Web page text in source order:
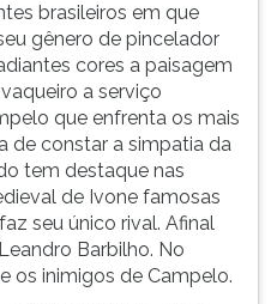
brasileiros em que
gênero de pincelador
cores a paisagem
a serviço
que enfrenta os mais
de constar a simpatia da
tem destaque nas
de Ivone famosas
seu único rival. Afinal
Barbilho. No
os inimigos de Campelo.